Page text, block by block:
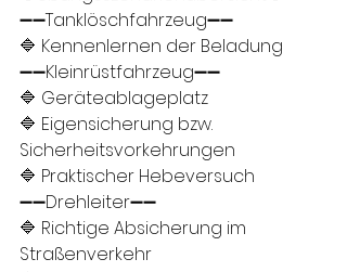
➖➖Tanklöschfahrzeug➖➖
🔷 Kennenlernen der Beladung
➖➖Kleinrüstfahrzeug➖➖
🔷 Geräteablageplatz
🔷 Eigensicherung bzw.
Sicherheitsvorkehrungen
🔷 Praktischer Hebeversuch
➖➖Drehleiter➖➖
🔷 Richtige Absicherung im
Straßenverkehr